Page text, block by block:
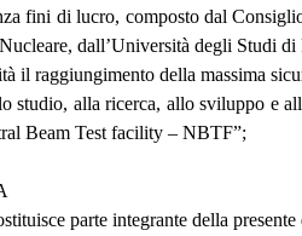
fini di lucro, composto dal
dall’Università degli Studi
il raggiungimento della massima
alla ricerca, allo sviluppo e
Beam Test facility – NBTF”;
parte integrante della presente